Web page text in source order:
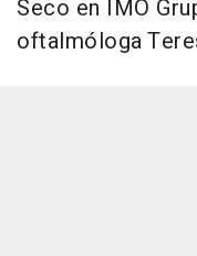
Seco en IMO
oftalmóloga